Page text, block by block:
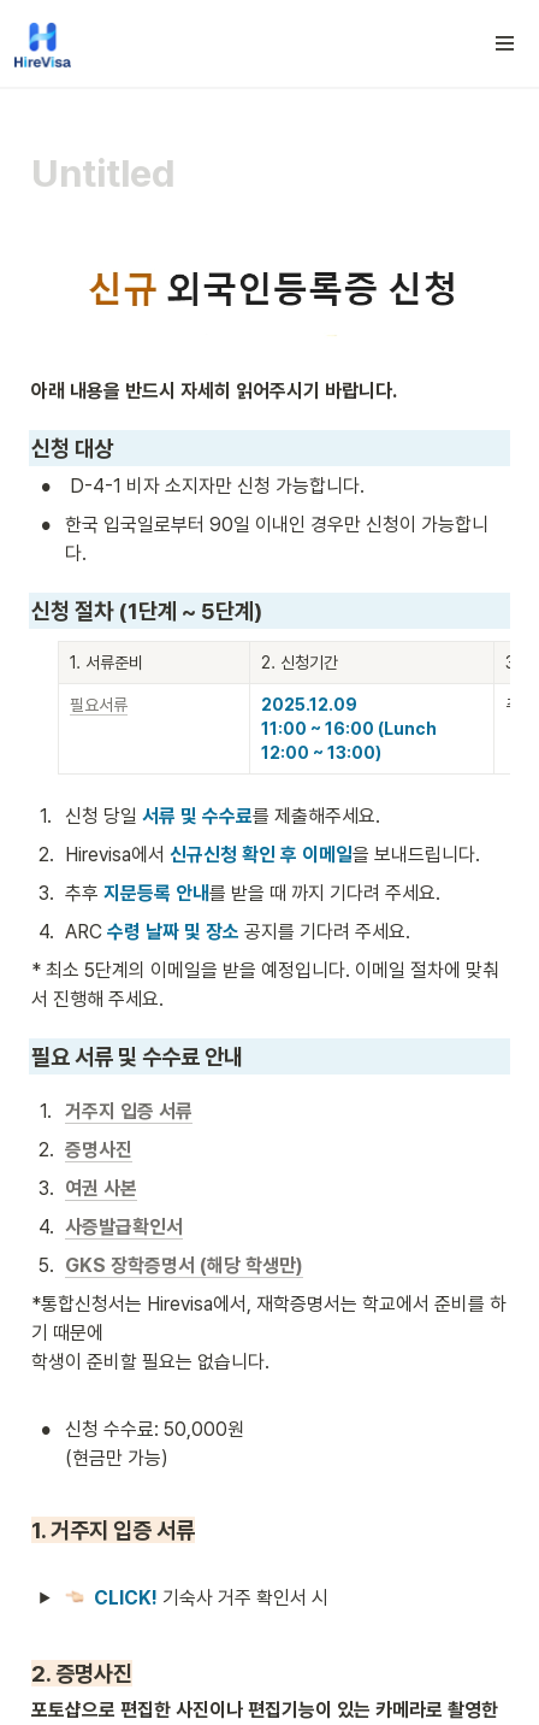
아래 내용을 반드시 자세히 읽어주시기 바랍니다.
신청 대상
• D-4-1 비자 소지자만 신청 가능합니다.
•
한국 입국일로부터 90일 이내인 경우만 신청이 가능합니
다.
신청 절차 (1단계 ~ 5단계)
1. 서류준비 2. 신청기간 3.
필요서류
2025.12.09
11:00 ~ 16:00 (Lunch
12:00 ~ 13:00)
추후
1. 신청 당일 서류 및 수수료를 제출해주세요.
2. Hirevisa에서 신규신청 확인 후 이메일을 보내드립니다.
3. 추후 지문등록 안내를 받을 때 까지 기다려 주세요.
4. ARC 수령 날짜 및 장소 공지를 기다려 주세요.
* 최소 5단계의 이메일을 받을 예정입니다. 이메일 절차에 맞춰
서 진행해 주세요.
필요 서류 및 수수료 안내
1.
거주지 입증 서류
2. 증명사진
3. 여권 사본
4. 사증발급확인서
5. GKS 장학증명서 (해당 학생만)
*통합신청서는 Hirevisa에서, 재학증명서는 학교에서 준비를 하
기 때문에
학생이 준비할 필요는 없습니다.
•
신청 수수료: 50,000원
(현금만 가능)
1. 거주지 입증 서류
CLICK! 기숙사 거주 확인서 시
2. 증명사진
포토샵으로 편집한 사진이나 편집기능이 있는 카메라로 촬영한